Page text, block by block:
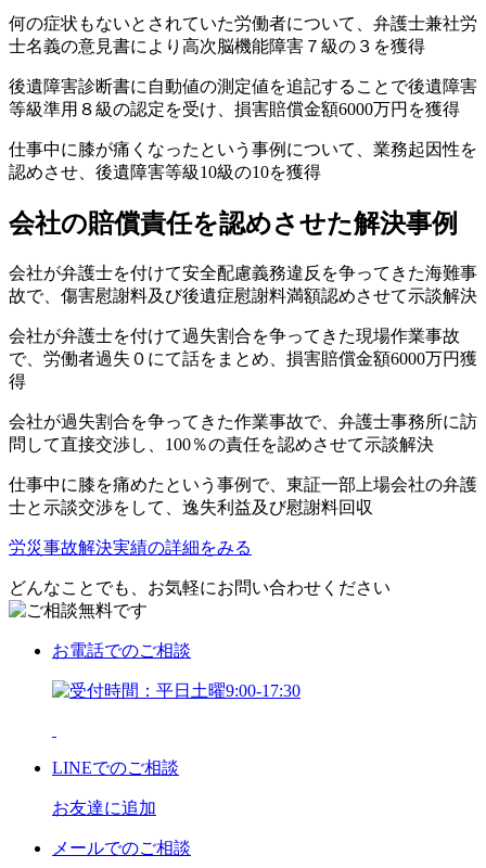
何の症状もないとされていた労働者について、弁護士兼社労
士名義の意見書により高次脳機能障害７級の３を獲得
後遺障害診断書に自動値の測定値を追記することで後遺障害
等級準用８級の認定を受け、損害賠償金額6000万円を獲得
仕事中に膝が痛くなったという事例について、業務起因性を
認めさせ、後遺障害等級10級の10を獲得
会社の賠償責任を認めさせた解決事例
会社が弁護士を付けて安全配慮義務違反を争ってきた海難事
故で、傷害慰謝料及び後遺症慰謝料満額認めさせて示談解決
会社が弁護士を付けて過失割合を争ってきた現場作業事故
で、労働者過失０にて話をまとめ、損害賠償金額6000万円獲
得
会社が過失割合を争ってきた作業事故で、弁護士事務所に訪
問して直接交渉し、100％の責任を認めさせて示談解決
仕事中に膝を痛めたという事例で、東証一部上場会社の弁護
士と示談交渉をして、逸失利益及び慰謝料回収
労災事故解決実績の詳細をみる
どんなことでも、お気軽にお問い合わせください
お電話でのご相談
LINEでのご相談
お友達に追加
メールでのご相談